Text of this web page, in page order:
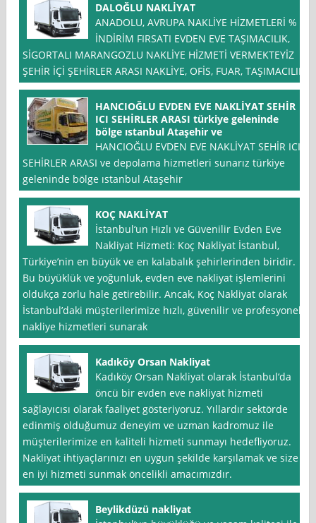
DALOĞLU NAKLİYAT
ANADOLU, AVRUPA NAKLİYE HİZMETLERİ % *
İNDİRİM FIRSATI EVDEN EVE TAŞIMACILIK,
SİGORTALI MARANGOZLU NAKLİYE HİZMETİ VERMEKTEYİZ
ŞEHİR İÇİ ŞEHİRLER ARASI NAKLİYE, OFİS, FUAR, TAŞIMACILIK
HANCIOĞLU EVDEN EVE NAKLİYAT SEHİR
ICI SEHİRLER ARASI türkiye geleninde
bölge ıstanbul Ataşehir ve
HANCIOĞLU EVDEN EVE NAKLİYAT SEHİR ICI
SEHİRLER ARASI ve depolama hizmetleri sunarız türkiye
geleninde bölge ıstanbul Ataşehir
KOÇ NAKLİYAT
İstanbul‘un Hızlı ve Güvenilir Evden Eve
Nakliyat Hizmeti: Koç Nakliyat İstanbul,
Türkiye’nin en büyük ve en kalabalık şehirlerinden biridir.
Bu büyüklük ve yoğunluk, evden eve nakliyat işlemlerini
oldukça zorlu hale getirebilir. Ancak, Koç Nakliyat olarak
İstanbul’daki müşterilerimize hızlı, güvenilir ve profesyonel
nakliye hizmetleri sunarak
Kadıköy Orsan Nakliyat
Kadıköy Orsan Nakliyat olarak İstanbul‘da
öncü bir evden eve nakliyat hizmeti
sağlayıcısı olarak faaliyet gösteriyoruz. Yıllardır sektörde
edinmiş olduğumuz deneyim ve uzman kadromuz ile
müşterilerimize en kaliteli hizmeti sunmayı hedefliyoruz.
Nakliyat ihtiyaçlarınızı en uygun şekilde karşılamak ve size
en iyi hizmeti sunmak öncelikli amacımızdır.
Beylikdüzü nakliyat